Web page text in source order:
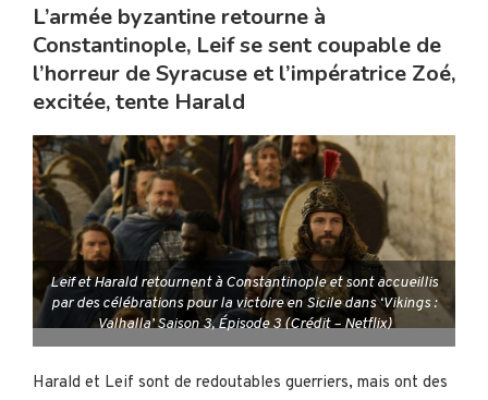
L’armée byzantine retourne à
Constantinople, Leif se sent coupable de
l’horreur de Syracuse et l’impératrice Zoé,
excitée, tente Harald
Leif et Harald retournent à Constantinople et sont accueillis
par des célébrations pour la victoire en Sicile dans ‘Vikings :
Valhalla’ Saison 3, Épisode 3 (Crédit – Netflix)
Harald et Leif sont de redoutables guerriers, mais ont des